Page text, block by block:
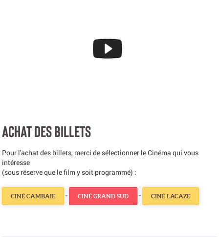
ACHAT DES BILLETS
Pour l'achat des billets, merci de sélectionner le Cinéma qui vous
intéresse
(sous réserve que le film y soit programmé) :
CINÉ CAMBAIE - CINÉ GRAND SUD - CINÉ LACAZE